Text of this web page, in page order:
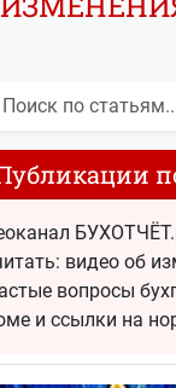
или 8 (800) 500-
видео об
вопросы
и ссылки на